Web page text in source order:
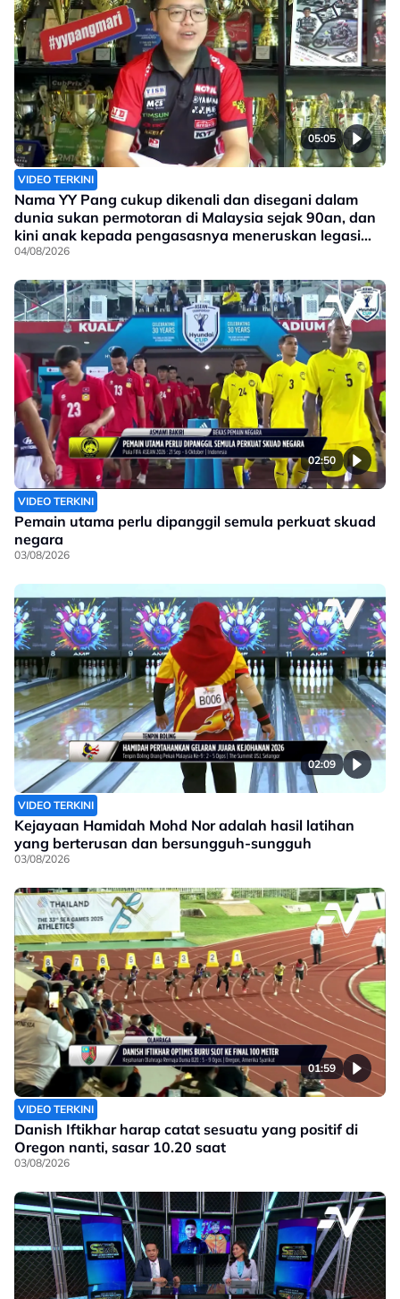
05:05
VIDEO TERKINI
Nama YY Pang cukup dikenali dan disegani dalam
dunia sukan permotoran di Malaysia sejak 90an, dan
kini anak kepada pengasasnya meneruskan legasi
yang telah ditinggalkan
04/08/2026
02:50
VIDEO TERKINI
Pemain utama perlu dipanggil semula perkuat skuad
negara
03/08/2026
02:09
VIDEO TERKINI
Kejayaan Hamidah Mohd Nor adalah hasil latihan
yang berterusan dan bersungguh-sungguh
03/08/2026
01:59
VIDEO TERKINI
Danish Iftikhar harap catat sesuatu yang positif di
Oregon nanti, sasar 10.20 saat
03/08/2026